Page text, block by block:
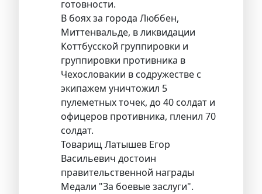
готовности.
В боях за города Люббен,
Миттенвальде, в ликвидации
Коттбусской группировки и
группировки противника в
Чехословакии в содружестве с
экипажем уничтожил 5
пулеметных точек, до 40 солдат и
офицеров противника, пленил 70
солдат.
Товарищ Латышев Егор
Васильевич достоин
правительственной награды
Медали "За боевые заслуги".